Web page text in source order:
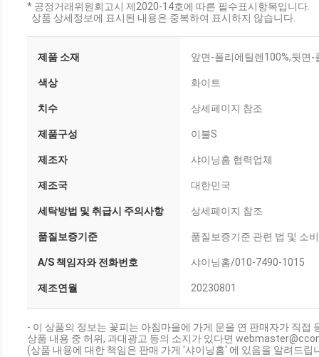
* 공정거래위원회고시 제2020-14호에 따른 필수표시항목입니다.
상품 상세정보에 표시된 내용은 중복하여 표시하지 않습니다.
제품 소재 앞면-폴리에틸렌100%,뒷면
색상 화이트
치수 상세페이지 참조
제품구성 이불S
제조자 샤이닝홈 협력업체
제조국 대한민국
세탁방법 및 취급시 주의사항 상세페이지 참조
품질보증기준 품질보증기준 관련 법 및 소
A/S 책임자와 전화번호 샤이닝홈/010-7490-1015
제조연월 20230801
- 이 상품의 정보는 꽃피는 아침마을에 가게 문을 연 판매자가 직접
상품 내용 중 허위, 과대광고 등의 소지가 있다면
(상품 내용에 대한 책임은 판매 가게 '샤이닝홈' 에 있음을 알려드립